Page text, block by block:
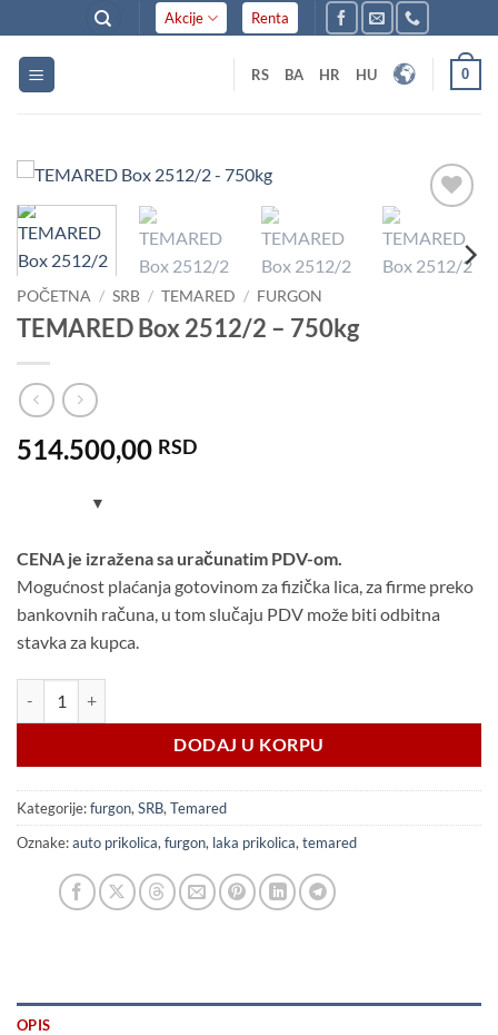
to
content
Akcije Renta
RS BA HR HU 0
u listu
želja
POČETNA / SRB / TEMARED / FURGON
TEMARED Box 2512/2 – 750kg
514.500,00 RSD
CENA je izražena sa uračunatim PDV-om.
Mogućnost plaćanja gotovinom za fizička lica, za firme preko
bankovnih računa, u tom slučaju PDV može biti odbitna
stavka za kupca.
DODAJ U KORPU
Kategorije:furgon, SRB, Temared
Oznake:auto prikolica, furgon, laka prikolica, temared
OPIS